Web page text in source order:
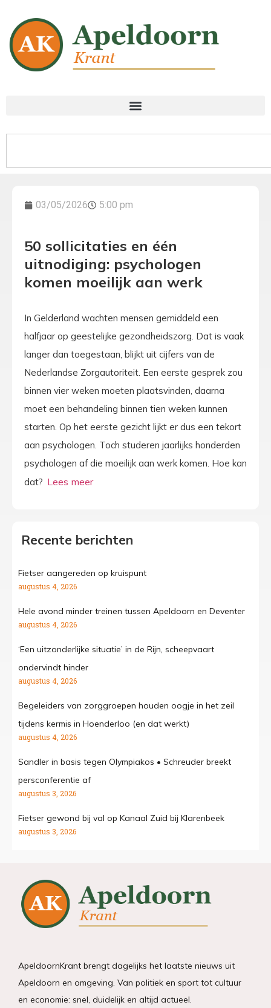
03/05/2026 5:00 pm
50 sollicitaties en één
uitnodiging: psychologen
komen moeilijk aan werk
In Gelderland wachten mensen gemiddeld een
halfjaar op geestelijke gezondheidszorg. Dat is vaak
langer dan toegestaan, blijkt uit cijfers van de
Nederlandse Zorgautoriteit. Een eerste gesprek zou
binnen vier weken moeten plaatsvinden, daarna
moet een behandeling binnen tien weken kunnen
starten. Op het eerste gezicht lijkt er dus een tekort
aan psychologen. Toch studeren jaarlijks honderden
psychologen af die moeilijk aan werk komen. Hoe kan
dat?
Recente berichten
Fietser aangereden op kruispunt
augustus 4, 2026
Hele avond minder treinen tussen Apeldoorn en Deventer
augustus 4, 2026
‘Een uitzonderlijke situatie’ in de Rijn, scheepvaart
ondervindt hinder
augustus 4, 2026
Begeleiders van zorggroepen houden oogje in het zeil
tijdens kermis in Hoenderloo (en dat werkt)
augustus 4, 2026
Sandler in basis tegen Olympiakos • Schreuder breekt
persconferentie af
augustus 3, 2026
Fietser gewond bij val op Kanaal Zuid bij Klarenbeek
augustus 3, 2026
ApeldoornKrant brengt dagelijks het laatste nieuws uit
Apeldoorn en omgeving. Van politiek en sport tot cultuur
en economie: snel, duidelijk en altijd actueel.